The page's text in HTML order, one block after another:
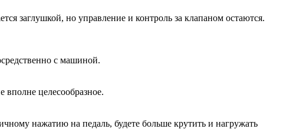
заглушкой, но управление и контроль за клапаном остаются.
с машиной.
целесообразное.
нажатию на педаль, будете больше крутить и нагружать